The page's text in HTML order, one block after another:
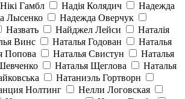
Нікі Гамбл Надія Колядич
Надежда
Лысенко
Надежда Оверчук
Назвать Найджел Лейси
Наталія
Винс Наталья Годован
Наталья
Попова Наталья Свистун
Наталья
Наталья Щеглова
Наталья
Натаниэль Гортворн
Нолтинг
Нелли Логовская